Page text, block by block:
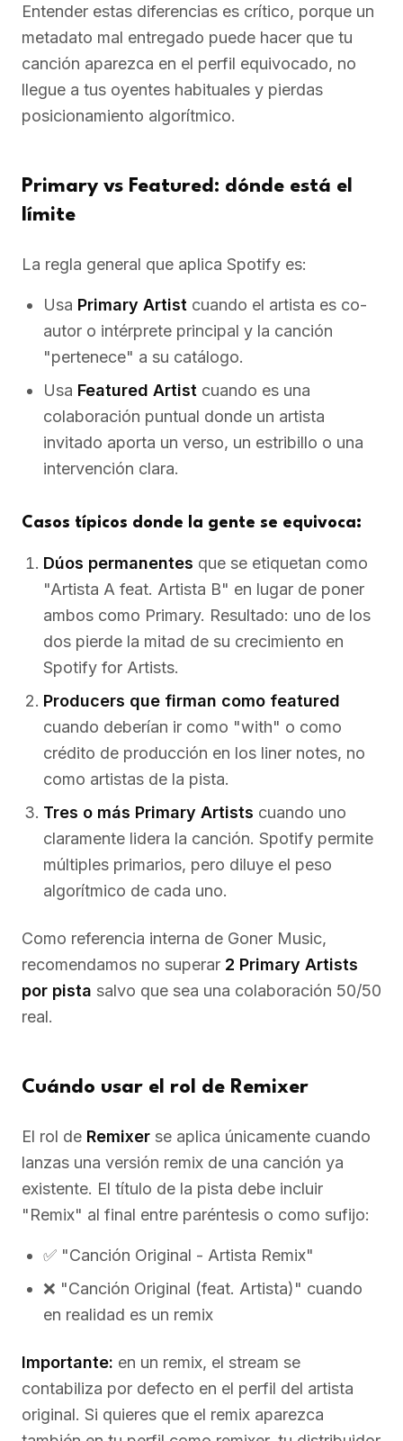
Entender estas diferencias es crítico, porque un
metadato mal entregado puede hacer que tu
canción aparezca en el perfil equivocado, no
llegue a tus oyentes habituales y pierdas
posicionamiento algorítmico.
Primary vs Featured: dónde está el
límite
La regla general que aplica Spotify es:
Usa Primary Artist cuando el artista es co-
autor o intérprete principal y la canción
"pertenece" a su catálogo.
Usa Featured Artist cuando es una
colaboración puntual donde un artista
invitado aporta un verso, un estribillo o una
intervención clara.
Casos típicos donde la gente se equivoca:
Dúos permanentes que se etiquetan como
"Artista A feat. Artista B" en lugar de poner
ambos como Primary. Resultado: uno de los
dos pierde la mitad de su crecimiento en
Spotify for Artists.
Producers que firman como featured
cuando deberían ir como "with" o como
crédito de producción en los liner notes, no
como artistas de la pista.
Tres o más Primary Artists cuando uno
claramente lidera la canción. Spotify permite
múltiples primarios, pero diluye el peso
algorítmico de cada uno.
Como referencia interna de Goner Music,
recomendamos no superar 2 Primary Artists
por pista salvo que sea una colaboración 50/50
real.
Cuándo usar el rol de Remixer
El rol de Remixer se aplica únicamente cuando
lanzas una versión remix de una canción ya
existente. El título de la pista debe incluir
"Remix" al final entre paréntesis o como sufijo:
✅ "Canción Original - Artista Remix"
❌ "Canción Original (feat. Artista)" cuando
en realidad es un remix
Importante: en un remix, el stream se
contabiliza por defecto en el perfil del artista
original. Si quieres que el remix aparezca